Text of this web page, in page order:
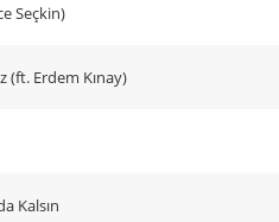
Seçkin)
(ft. Erdem Kınay)
Kalsın